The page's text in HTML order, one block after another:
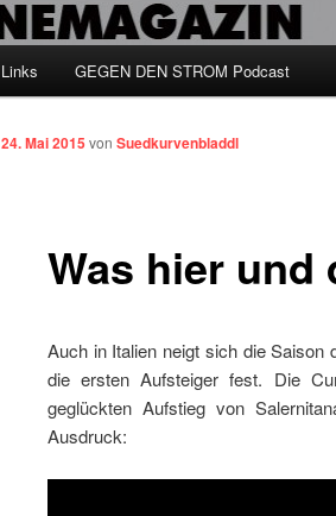
Links GEGEN DEN STROM Podcast
Was hier und
24. Mai 2015 von Suedkurvenbladdl
Auch in Italien neigt sich die Saison
die ersten Aufsteiger fest. Die
geglückten Aufstieg von
Ausdruck: